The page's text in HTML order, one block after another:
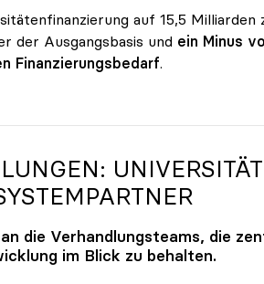
auf 15,5 Milliarden
der Ausgangsbasis und ein Minus
Finanzierungsbedarf.
die Verhandlungsteams, die
im Blick zu behalten.